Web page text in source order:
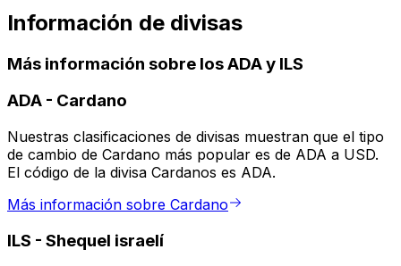
Información de divisas
Más información sobre los ADA y ILS
ADA - Cardano
Nuestras clasificaciones de divisas muestran que el tipo
de cambio de Cardano más popular es de ADA a USD.
El código de la divisa Cardanos es ADA.
Más información sobre Cardano
ILS - Shequel israelí